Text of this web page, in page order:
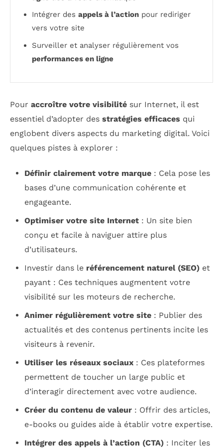
Intégrer des appels à l’action pour rediriger
vers votre site
Surveiller et analyser régulièrement vos
performances en ligne
Pour accroître votre visibilité sur Internet, il est
essentiel d’adopter des stratégies efficaces qui
englobent divers aspects du marketing digital. Voici
quelques pistes à explorer :
Définir clairement votre marque: Cela pose les
bases d’une communication cohérente et
engageante.
Optimiser votre site Internet: Un site bien
conçu et facile à naviguer attire plus
d’utilisateurs.
Investir dans le référencement naturel (SEO)et
payant : Ces techniques augmentent votre
visibilité sur les moteurs de recherche.
Animer régulièrement votre site: Publier des
actualités et des contenus pertinents incite les
visiteurs à revenir.
Utiliser les réseaux sociaux: Ces plateformes
permettent de toucher un large public et
d’interagir directement avec votre audience.
Créer du contenu de valeur: Offrir des articles,
e-books ou guides aide à établir votre expertise.
Intégrer des appels à l’action (CTA): Inciter les